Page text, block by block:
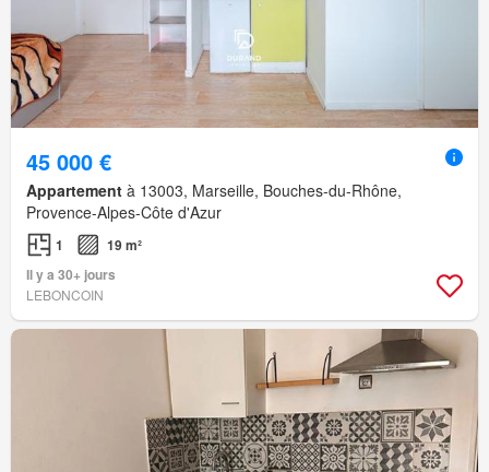
45 000 €
Appartement à 13003, Marseille, Bouches-du-Rhône,
Provence-Alpes-Côte d'Azur
1
19 m²
Il y a 30+ jours
LEBONCOIN